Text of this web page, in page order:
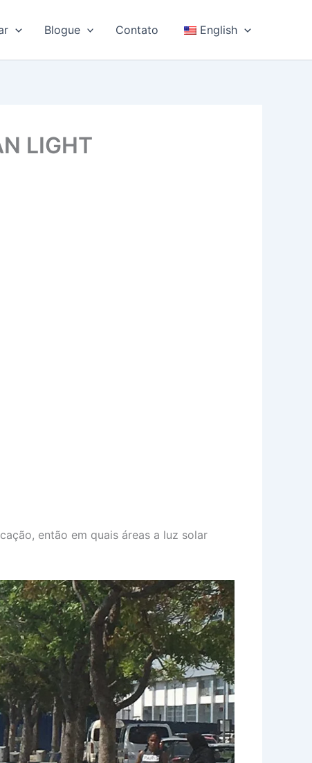
Blogue Contato English
LIGHT
então em quais áreas a luz solar